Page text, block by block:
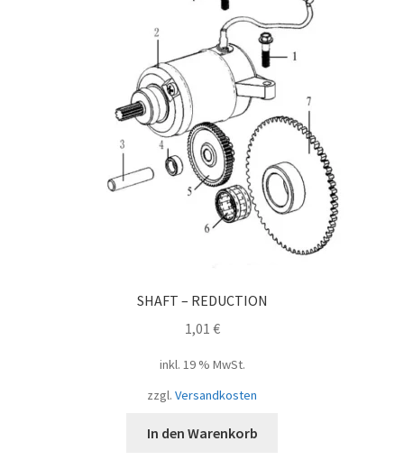
SHAFT – REDUCTION
1,01 €
inkl. 19 % MwSt.
zzgl. Versandkosten
In den Warenkorb